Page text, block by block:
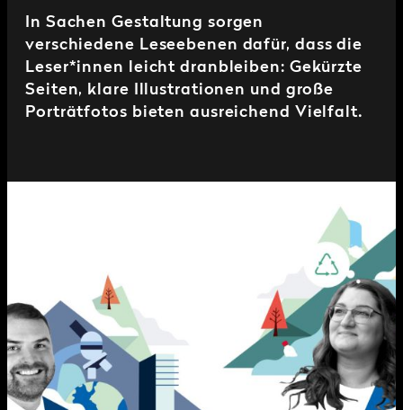
In Sachen Gestaltung sorgen
verschiedene Leseebenen dafür, dass die
Leser*innen leicht dranbleiben: Gekürzte
Seiten, klare Illustrationen und große
Porträtfotos bieten ausreichend Vielfalt.